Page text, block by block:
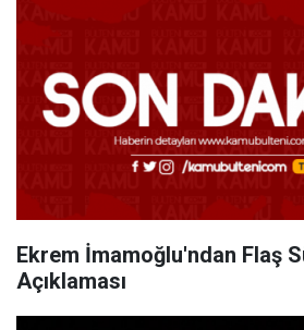
Ekrem İmamoğlu'ndan Flaş
Açıklaması